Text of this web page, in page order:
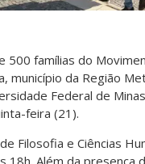
500 famílias do
município da Região
Federal de
feira (21).
Filosofia e Ciências